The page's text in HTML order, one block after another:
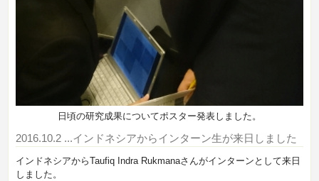
日頃の研究成果についてポスター発表しました。
2016.10.2 ...インドネシアからインターン生が来日しました
インドネシアからTaufiq Indra Rukmanaさんがインターンとして来日
しました。